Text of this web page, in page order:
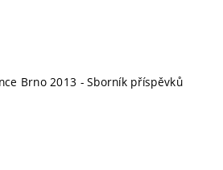
Brno 2013 - Sborník příspěvků